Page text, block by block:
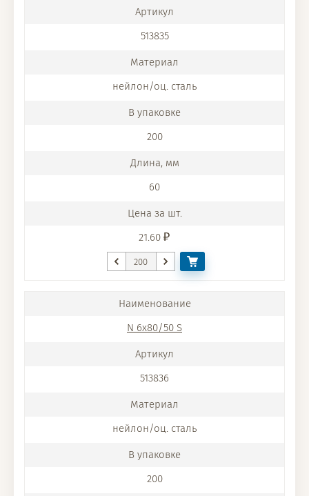
513835
нейлон/оц. сталь
200
60
21.60
N 6x80/50 S
513836
нейлон/оц. сталь
200